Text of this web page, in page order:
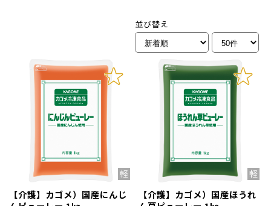
並び替え
【介護】カゴメ）国産にんじ
【介護】カゴメ）国産ほうれ